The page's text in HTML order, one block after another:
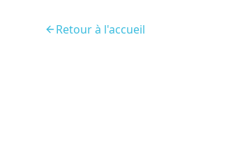
Retour à l'accueil